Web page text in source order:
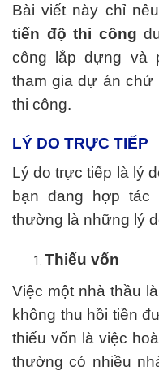
Bài viết này chỉ
tiến độ thi công
công lắp dựng và
tham gia dự án chứ
thi công.
LÝ DO TRỰC TIẾP
Lý do trực tiếp là lý
bạn đang hợp
thường là những lý
Thiếu vốn
Việc một nhà thầu
không thu hồi tiền
thiếu vốn là việc
thường có nhiều